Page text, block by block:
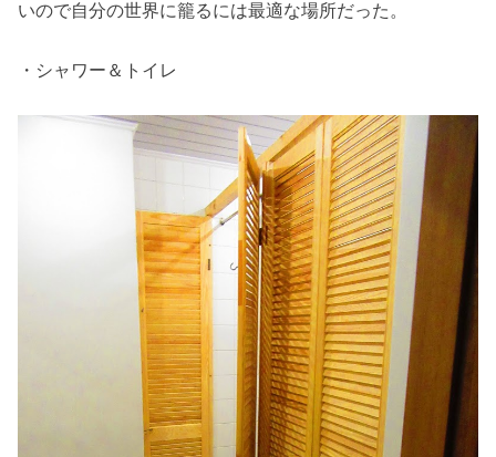
いので自分の世界に籠るには最適な場所だった。
・シャワー＆トイレ